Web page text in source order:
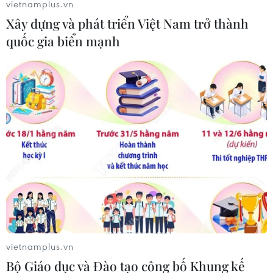
Bí thư tỉnh Hải Dương: Đã kiểm soát được
các ổ dịch nguy hiểm
18/02/2021 13:59
Hiện nay, tỉnh đang tập trung cao tất cả nguồn nhân
lực, vật lực, sự lãnh đạo, chỉ đạo để kiềm chế và tiến tới
đẩy lùi dịch bệnh trên địa bàn huyện Cẩm Giàng.
vietnamplus.vn
Xây dựng và phát triển Việt Nam trở thành
quốc gia biển mạnh
vietnamplus.vn
Bộ Giáo dục và Đào tạo công bố Khung kế